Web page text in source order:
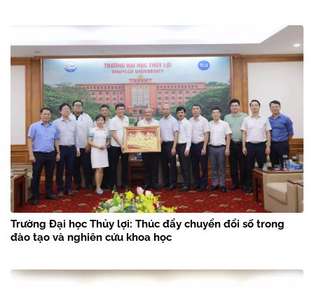
Trường Đại học Thủy lợi: Thúc đẩy chuyển đổi số trong
đào tạo và nghiên cứu khoa học